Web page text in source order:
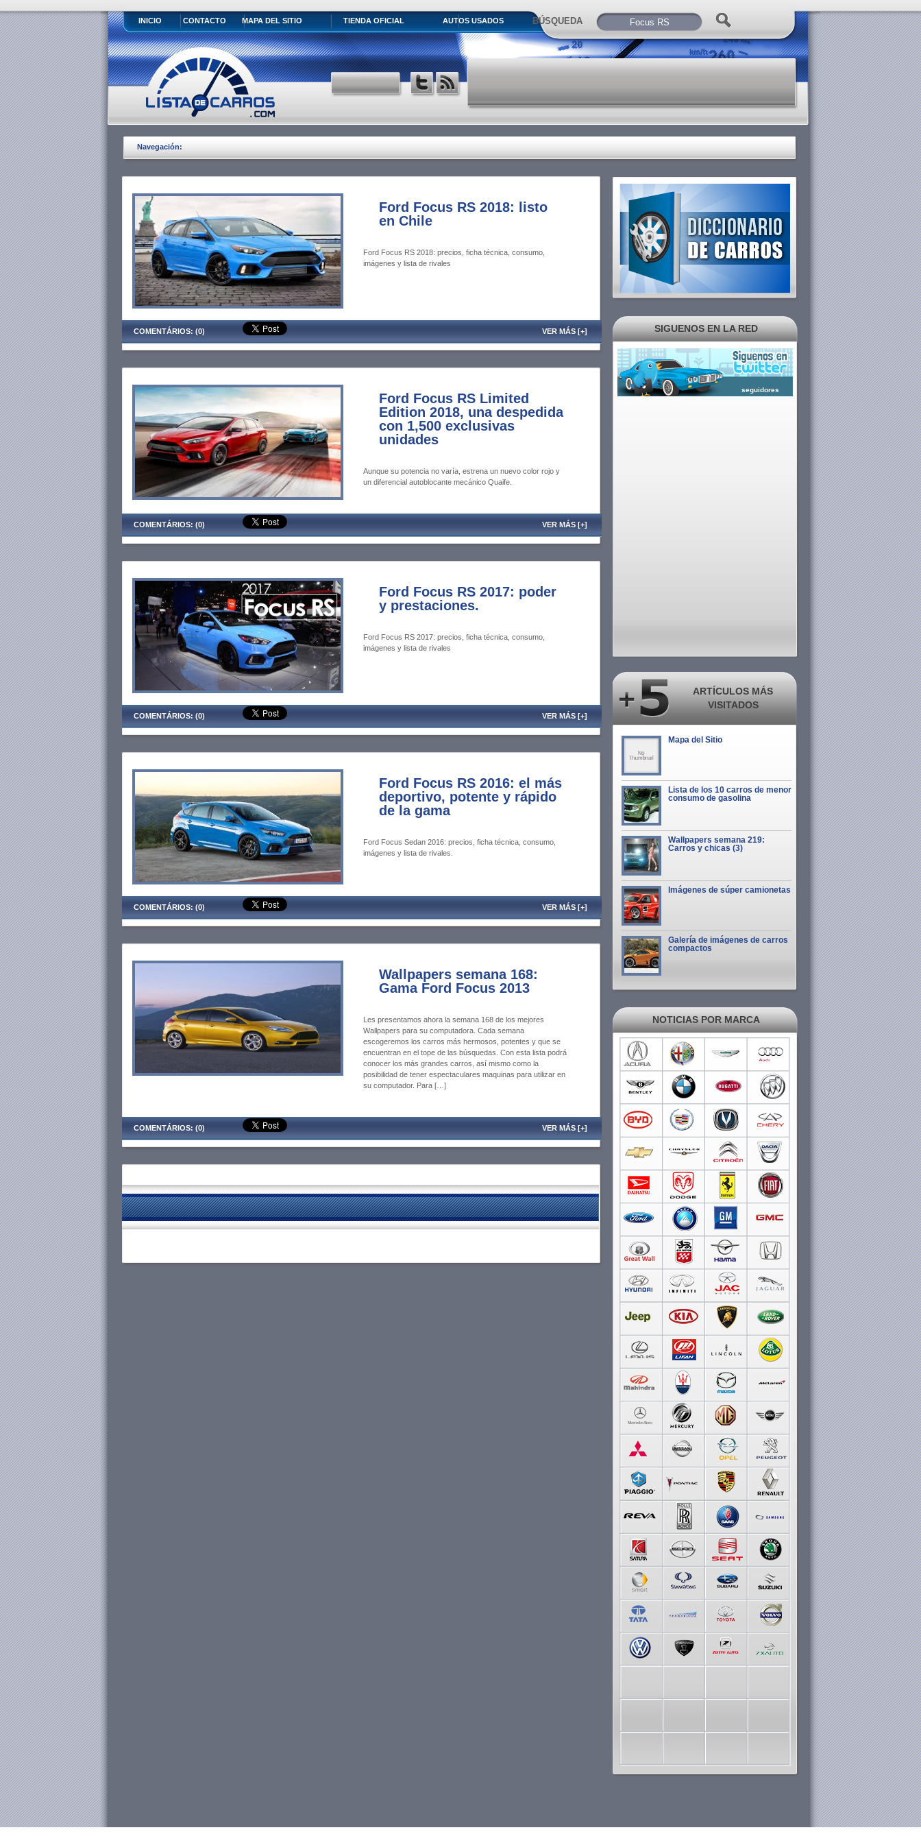
INICIO CONTACTO MAPA DEL SITIO TIENDA OFICIAL AUTOS USADOS BÚSQUEDA
Navegación:
Ford Focus RS 2018: listo
en Chile
Ford Focus RS 2018: precios, ficha técnica, consumo,
imágenes y lista de rivales
COMENTÁRIOS: (0) VER MÁS [+]
Ford Focus RS Limited
Edition 2018, una despedida
con 1,500 exclusivas
unidades
Aunque su potencia no varía, estrena un nuevo color rojo y
un diferencial autoblocante mecánico Quaife.
COMENTÁRIOS: (0) VER MÁS [+]
Ford Focus RS 2017: poder
y prestaciones.
Ford Focus RS 2017: precios, ficha técnica, consumo,
imágenes y lista de rivales
COMENTÁRIOS: (0) VER MÁS [+]
Ford Focus RS 2016: el más
deportivo, potente y rápido
de la gama
Ford Focus Sedan 2016: precios, ficha técnica, consumo,
imágenes y lista de rivales.
COMENTÁRIOS: (0) VER MÁS [+]
Wallpapers semana 168:
Gama Ford Focus 2013
Les presentamos ahora la semana 168 de los mejores
Wallpapers para su computadora. Cada semana
escogeremos los carros más hermosos, potentes y que se
encuentran en el tope de las búsquedas. Con esta lista podrá
conocer los más grandes carros, así mismo como la
posibilidad de tener espectaculares maquinas para utilizar en
su computador. Para […]
COMENTÁRIOS: (0) VER MÁS [+]
SIGUENOS EN LA RED
seguidores
ARTÍCULOS MÁS
VISITADOS
Mapa del Sitio
Lista de los 10 carros de menor
consumo de gasolina
Wallpapers semana 219:
Carros y chicas (3)
Imágenes de súper camionetas
Galería de imágenes de carros
compactos
NOTICIAS POR MARCA